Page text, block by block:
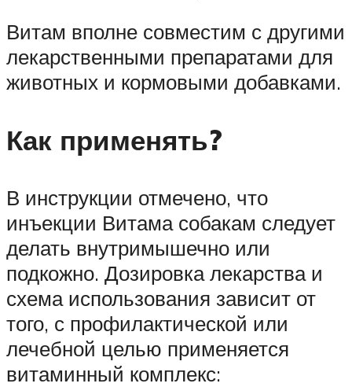
Витам вполне совместим с другими
лекарственными препаратами для
животных и кормовыми добавками.
Как применять?
В инструкции отмечено, что
инъекции Витама собакам следует
делать внутримышечно или
подкожно. Дозировка лекарства и
схема использования зависит от
того, с профилактической или
лечебной целью применяется
витаминный комплекс: